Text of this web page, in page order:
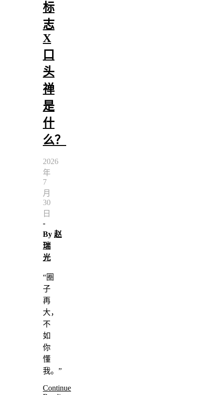
标
志
X
口
头
禅
是
什
么？
2026
年
7
月
30
日
-
By 赵
瑞
光
“圈
子
再
大，
不
如
你
懂
我。”
Continue